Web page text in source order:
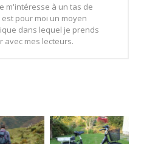
m'intéresse à un tas de
pour moi un moyen
dans lequel je prends
avec mes lecteurs.